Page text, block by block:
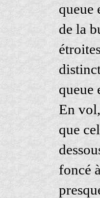
queue
de la
queue
En
que
foncé